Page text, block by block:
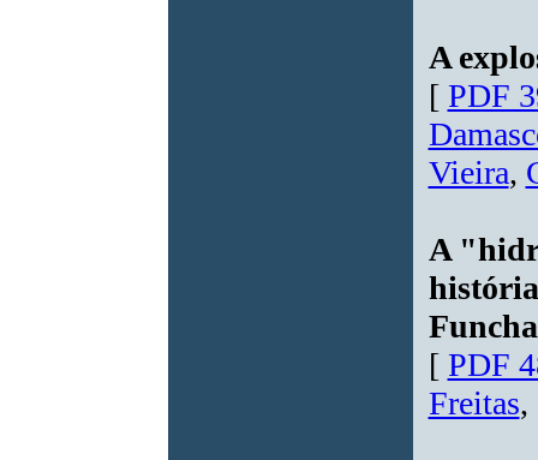
A
[ PDF
Vieira,
A
história
[ PDF
Freitas,